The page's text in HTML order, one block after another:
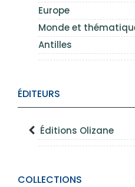
Europe
Monde et
Antilles
ÉDITEURS
Éditions Olizane
COLLECTIONS